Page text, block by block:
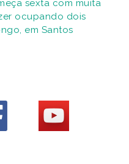
sexta com muita
ocupando dois
em Santos